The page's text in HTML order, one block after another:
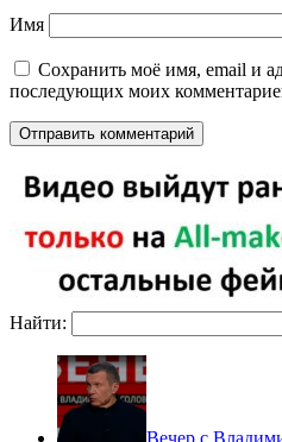
Имя
Сохранить моё имя, email и
последующих моих
Найти:
Вечер с